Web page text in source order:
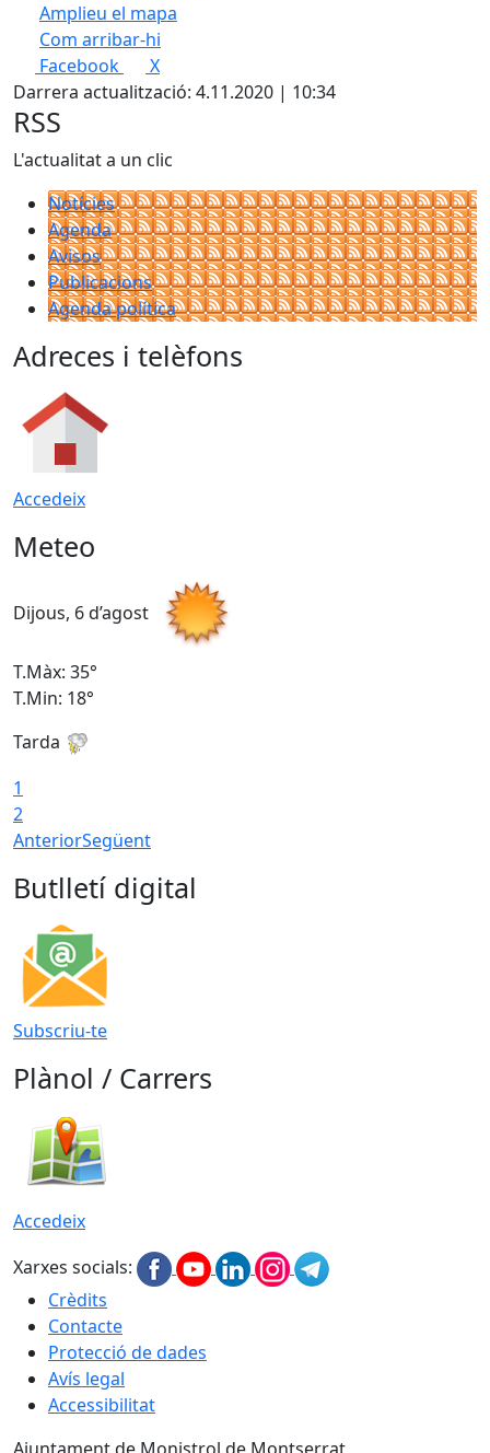
Amplieu el mapa
Com arribar-hi
+
−
Facebook
X
Darrera actualització: 4.11.2020 | 10:34
RSS
L'actualitat a un clic
Notícies
Agenda
Avisos
Publicacions
Agenda política
Adreces i telèfons
Accedeix
Meteo
Dijous, 6 d’agost
T.Màx: 35°
T.Min: 18°
Tarda
1
2
AnteriorSegüent
Butlletí digital
Subscriu-te
Plànol / Carrers
Accedeix
Xarxes socials:
Crèdits
Contacte
Protecció de dades
Avís legal
Accessibilitat